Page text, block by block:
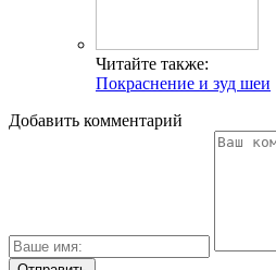
Читайте также:
Покраснение и зуд шеи
Добавить комментарий